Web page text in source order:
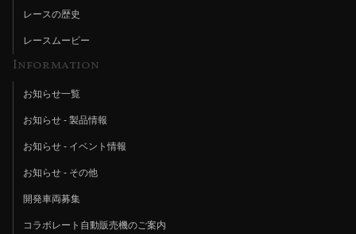
レースの歴史
レースムービー
Information
お知らせ一覧
お知らせ - 製品情報
お知らせ - イベント情報
お知らせ - その他
開発車両募集
コラボレート自動販売機のご案内